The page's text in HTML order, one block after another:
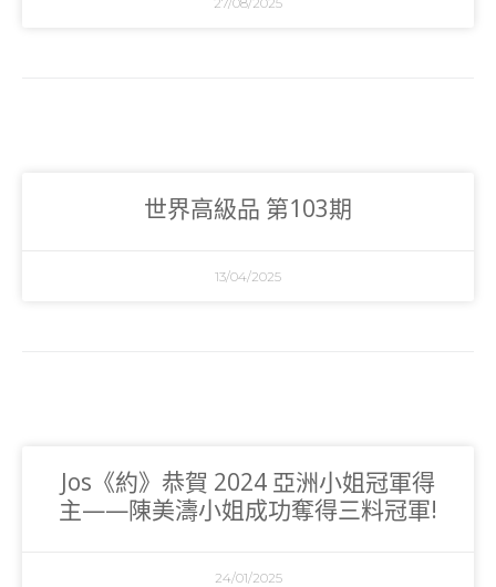
世界高級品 第103期
13/04/2025
Jos《約》恭賀 2024 亞洲小姐冠軍得
主——陳美濤小姐成功奪得三料冠軍!
24/01/2025